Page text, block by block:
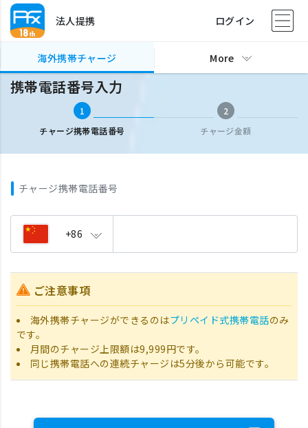
法人提携 ログイン
海外携帯チャージ More
海外携帯チャージ 携帯電話番号入力
携帯電話番号入力
1
チャージ携帯電話番号
2
チャージ金額
チャージ携帯電話番号
+86
ご注意事項
海外携帯チャージができるのはプリペイド式携帯電話のみ
です。
月間のチャージ上限額は9,999円です。
同じ携帯電話への連続チャージは5分後から可能です。